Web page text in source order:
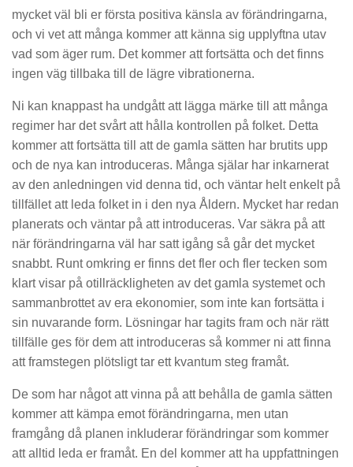
mycket väl bli er första positiva känsla av förändringarna,
och vi vet att många kommer att känna sig upplyftna utav
vad som äger rum. Det kommer att fortsätta och det finns
ingen väg tillbaka till de lägre vibrationerna.
Ni kan knappast ha undgått att lägga märke till att många
regimer har det svårt att hålla kontrollen på folket. Detta
kommer att fortsätta till att de gamla sätten har brutits upp
och de nya kan introduceras. Många själar har inkarnerat
av den anledningen vid denna tid, och väntar helt enkelt på
tillfället att leda folket in i den nya Åldern. Mycket har redan
planerats och väntar på att introduceras. Var säkra på att
när förändringarna väl har satt igång så går det mycket
snabbt. Runt omkring er finns det fler och fler tecken som
klart visar på otillräckligheten av det gamla systemet och
sammanbrottet av era ekonomier, som inte kan fortsätta i
sin nuvarande form. Lösningar har tagits fram och när rätt
tillfälle ges för dem att introduceras så kommer ni att finna
att framstegen plötsligt tar ett kvantum steg framåt.
De som har något att vinna på att behålla de gamla sätten
kommer att kämpa emot förändringarna, men utan
framgång då planen inkluderar förändringar som kommer
att alltid leda er framåt. En del kommer att ha uppfattningen